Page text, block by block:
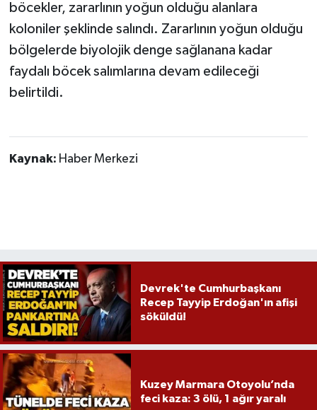
böcekler, zararlının yoğun olduğu alanlara
koloniler şeklinde salındı. Zararlının yoğun olduğu
bölgelerde biyolojik denge sağlanana kadar
faydalı böcek salımlarına devam edileceği
belirtildi.
Kaynak: Haber Merkezi
Devrek'te Cumhurbaşkanı
Recep Tayyip Erdoğan'ın afişi
söküldü!
Kuzey Marmara Otoyolu’nda
feci kaza: 3 ölü, 1 ağır yaralı
Röportaj
Sağlık
SİYASET
Spor